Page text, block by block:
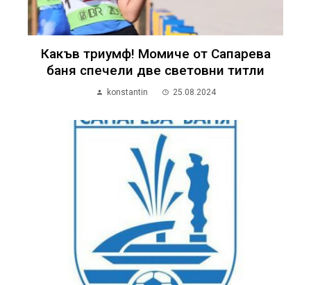
Какъв триумф! Момиче от Сапарева
баня спечели две световни титли
konstantin 25.08.2024